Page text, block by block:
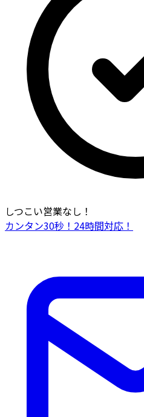
しつこい営業なし！
カンタン30秒！24時間対応！